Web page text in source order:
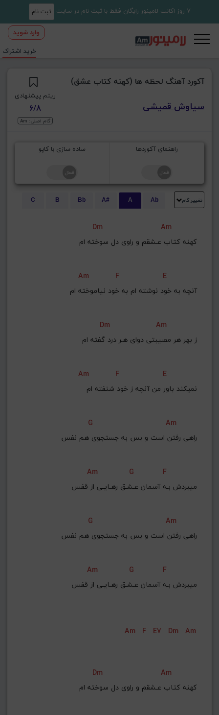
7 روز اکانت لامینور رایگان فقط با ثبت نام در سایت ثبت نام
وارد شوید
خرید اشتراک
آکورد آهنگ لحظه ها (کهنه کتاب عشق)
سیاوش قمیشی
ریتم پیشنهادی
6/8
گام اصلی: Am
راهنمای آکوردها ساده سازی با کاپو
تغییر گام Ab
A
A#
Bb
B
C
Dm
Am
كهنه كتاب عـشقم و راوی دل سوخته ام
Am F
E
آنچه به خود نوشته ام به خود نياموخته ام
Dm
Am
ز بهر هر مصيبتی دوای هـر درد گفته ام
Am F
E
نمیكند باور من آنچه ز خود شنفته ام
G
Am
راهی رفتن است و بس به جستجوی هم نفس
Am G
F
ميبردش بـه آسمان عـشـق رهـايـی از قفس
G
Am
راهی رفتن است و بس به جستجوی هم نفس
Am G
F
ميبردش بـه آسمان عـشـق رهـايـی از قفس
Am F E7 Dm Am
Dm
Am
كهنه كتاب عـشقم و راوی دل سوخته ام